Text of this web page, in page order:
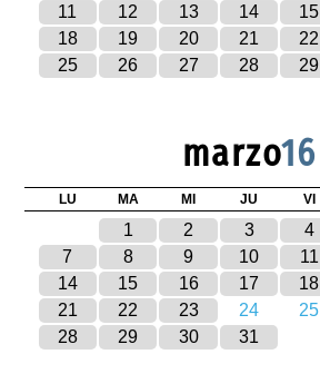
11
12 13 14 15
18
19 20 21 22
25
26 27 28 29
marzo16
LU MA MI JU VI
1 2 3 4
7
8 9 10 11
14
15 16 17 18
21
22 23 24 25
28
29 30 31